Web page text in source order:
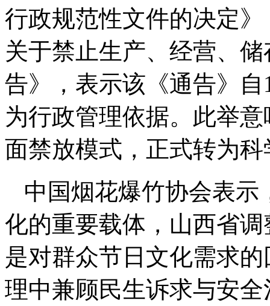
行政规范性文件的决定
关于禁止生产、经营、
告》，表示该《通告》
为行政管理依据。此举
面禁放模式，正式转为
中国烟花爆竹协会表
化的重要载体，山西省
是对群众节日文化需求
理中兼顾民生诉求与安